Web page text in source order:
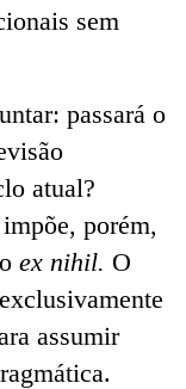
sem
passará o
atual?
porém,
ex nihil. O
assumir